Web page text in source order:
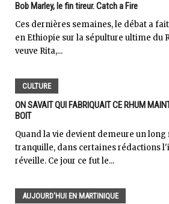
Bob Marley, le fin tireur. Catch a Fire
Ces dernières semaines, le débat a
en Ethiopie sur la sépulture ultime du
veuve Rita,...
CULTURE
ON SAVAIT QUI FABRIQUAIT CE RHUM
BOIT
Quand la vie devient demeure un
tranquille, dans certaines rédactions
réveille. Ce jour ce fut le...
AUJOURD'HUI EN MARTINIQUE